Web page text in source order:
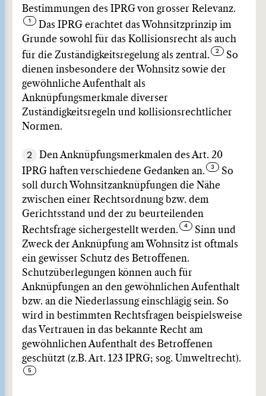
Bestimmungen des IPRG von grosser Relevanz.
Das IPRG erachtet das Wohnsitzprinzip im
Grunde sowohl für das Kollisionsrecht als auch
für die Zuständigkeitsregelung als zentral.
So
dienen insbesondere der Wohnsitz sowie der
gewöhnliche Aufenthalt als
Anknüpfungsmerkmale diverser
Zuständigkeitsregeln und kollisionsrechtlicher
Normen.
2
Den Anknüpfungsmerkmalen des Art. 20
IPRG haften verschiedene Gedanken an.
So
soll durch Wohnsitzanknüpfungen die Nähe
zwischen einer Rechtsordnung bzw. dem
Gerichtsstand und der zu beurteilenden
Rechtsfrage sichergestellt werden.
Sinn und
Zweck der Anknüpfung am Wohnsitz ist oftmals
ein gewisser Schutz des Betroffenen.
Schutzüberlegungen können auch für
Anknüpfungen an den gewöhnlichen Aufenthalt
bzw. an die Niederlassung einschlägig sein. So
wird in bestimmten Rechtsfragen beispielsweise
das Vertrauen in das bekannte Recht am
gewöhnlichen Aufenthalt des Betroffenen
geschützt (z.B. Art. 123 IPRG; sog. Umweltrecht).